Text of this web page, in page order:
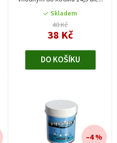
z
5
hvězdiček.
Skladem
40 Kč
38 Kč
DO KOŠÍKU
–4 %